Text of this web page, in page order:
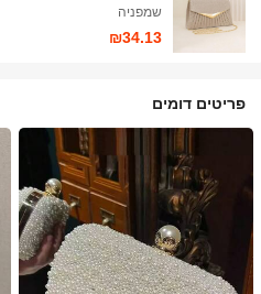
שמפניה
₪34.13
פריטים דומים